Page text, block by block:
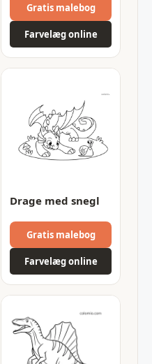
Gratis malebog
Farvelæg online
Drage med snegl
Gratis malebog
Farvelæg online